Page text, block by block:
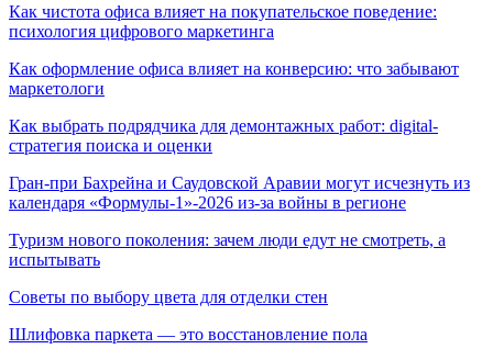
Как чистота офиса влияет на покупательское поведение:
психология цифрового маркетинга
Как оформление офиса влияет на конверсию: что забывают
маркетологи
Как выбрать подрядчика для демонтажных работ: digital-
стратегия поиска и оценки
Гран-при Бахрейна и Саудовской Аравии могут исчезнуть из
календаря «Формулы-1»-2026 из-за войны в регионе
Туризм нового поколения: зачем люди едут не смотреть, а
испытывать
Советы по выбору цвета для отделки стен
Шлифовка паркета — это восстановление пола